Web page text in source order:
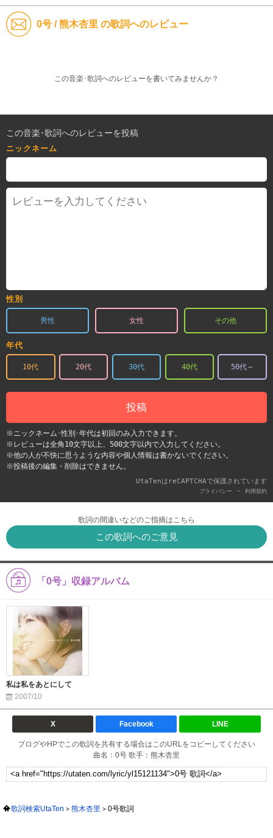
0号 / 熊木杏里 の歌詞へのレビュー
この音楽･歌詞へのレビューを書いてみませんか？
この音楽･歌詞へのレビューを投稿
ニックネーム
性別
男性 女性 その他
年代
10代 20代 30代 40代 50代～
投稿
※ニックネーム･性別･年代は初回のみ入力できます。
※レビューは全角10文字以上、500文字以内で入力してください。
※他の人が不快に思うような内容や個人情報は書かないでください。
※投稿後の編集・削除はできません。
UtaTenはreCAPTCHAで保護されています
プライバシー - 利用契約
歌詞の間違いなどのご指摘はこちら
この歌詞へのご意見
「0号」収録アルバム
私は私をあとにして
2007/10
X Facebook LINE
ブログやHPでこの歌詞を共有する場合はこのURLをコピーしてください
曲名：0号 歌手：熊木杏里
歌詞検索UtaTen 熊木杏里 0号歌詞